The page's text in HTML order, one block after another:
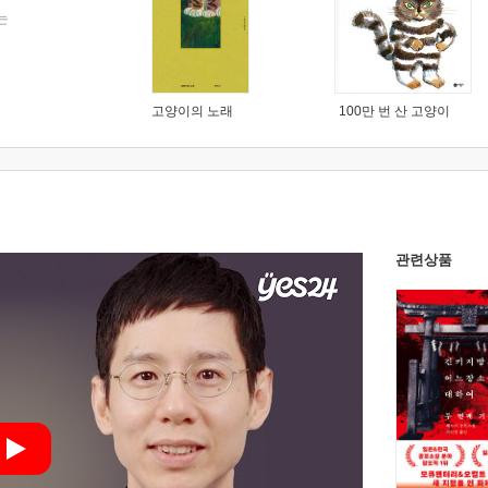
고양이의 노래 100만 번 산 고양이
관련상품